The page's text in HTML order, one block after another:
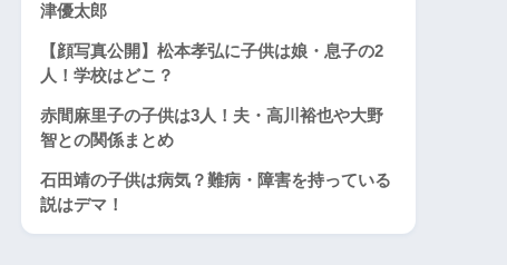
津優太郎
【顔写真公開】松本孝弘に子供は娘・息子の2
人！学校はどこ？
赤間麻里子の子供は3人！夫・高川裕也や大野
智との関係まとめ
石田靖の子供は病気？難病・障害を持っている
説はデマ！